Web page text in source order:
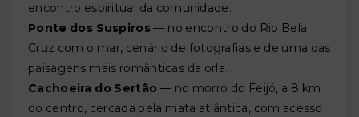
encontro espiritual da comunidade.
Ponte dos Suspiros— no encontro do Rio Bela
Cruz com o mar, cenário de fotografias e de uma das
paisagens mais românticas da orla.
Cachoeira do Sertão — no morro do Feijó, a 8 km
do centro, cercada pela mata atlântica, com acesso